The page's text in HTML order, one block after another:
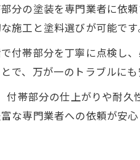
分の塗装を専門業者に依
施工と塗料選びが可能です
付帯部分を丁寧に点検し
で、万が一のトラブルにも
付帯部分の仕上がりや耐
な専門業者への依頼が安心